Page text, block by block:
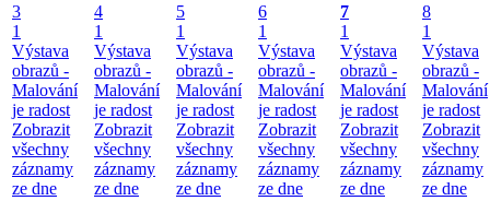
3
1
Výstava
obrazů -
Malování
je radost
Zobrazit
všechny
záznamy
ze dne
4
1
Výstava
obrazů -
Malování
je radost
Zobrazit
všechny
záznamy
ze dne
5
1
Výstava
obrazů -
Malování
je radost
Zobrazit
všechny
záznamy
ze dne
6
1
Výstava
obrazů -
Malování
je radost
Zobrazit
všechny
záznamy
ze dne
7
1
Výstava
obrazů -
Malování
je radost
Zobrazit
všechny
záznamy
ze dne
8
1
Výstava
obrazů -
Malování
je radost
Zobrazit
všechny
záznamy
ze dne